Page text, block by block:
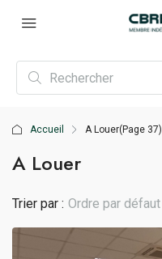
Accueil A Louer(Page 37)
A Louer
Trier par : Ordre par défaut